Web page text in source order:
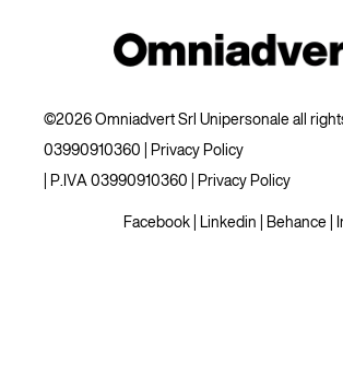
©2026 Omniadvert Srl Unipersonale all
03990910360 |
Privacy Policy
| P.IVA 03990910360 |
Privacy Policy
Facebook Linkedin Behance